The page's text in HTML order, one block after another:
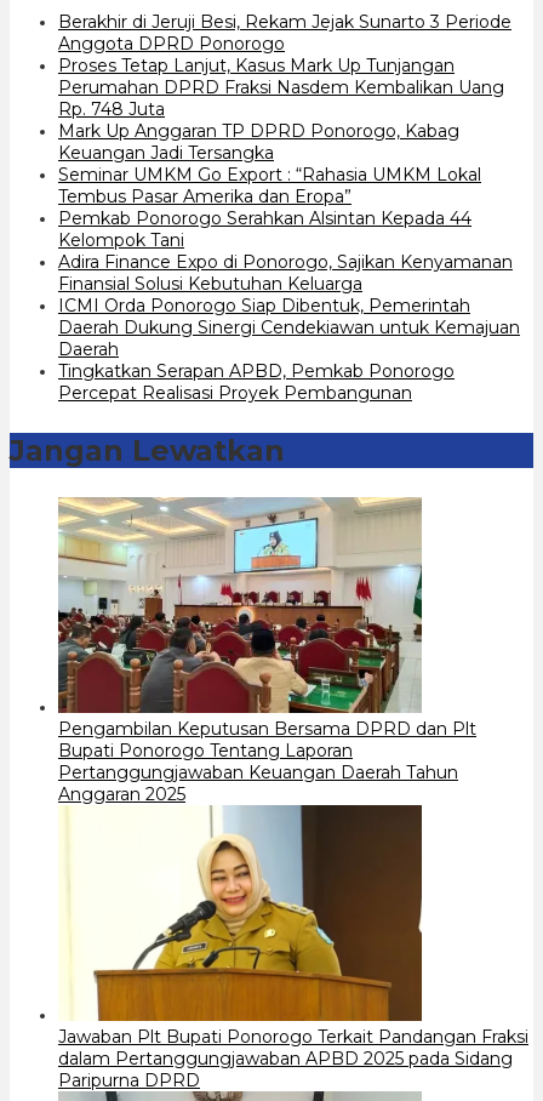
Berakhir di Jeruji Besi, Rekam Jejak Sunarto 3 Periode
Anggota DPRD Ponorogo
Proses Tetap Lanjut, Kasus Mark Up Tunjangan
Perumahan DPRD Fraksi Nasdem Kembalikan Uang
Rp. 748 Juta
Mark Up Anggaran TP DPRD Ponorogo, Kabag
Keuangan Jadi Tersangka
Seminar UMKM Go Export : “Rahasia UMKM Lokal
Tembus Pasar Amerika dan Eropa”
Pemkab Ponorogo Serahkan Alsintan Kepada 44
Kelompok Tani
Adira Finance Expo di Ponorogo, Sajikan Kenyamanan
Finansial Solusi Kebutuhan Keluarga
ICMI Orda Ponorogo Siap Dibentuk, Pemerintah
Daerah Dukung Sinergi Cendekiawan untuk Kemajuan
Daerah
Tingkatkan Serapan APBD, Pemkab Ponorogo
Percepat Realisasi Proyek Pembangunan
Jangan Lewatkan
Pengambilan Keputusan Bersama DPRD dan Plt
Bupati Ponorogo Tentang Laporan
Pertanggungjawaban Keuangan Daerah Tahun
Anggaran 2025
Jawaban Plt Bupati Ponorogo Terkait Pandangan Fraksi
dalam Pertanggungjawaban APBD 2025 pada Sidang
Paripurna DPRD